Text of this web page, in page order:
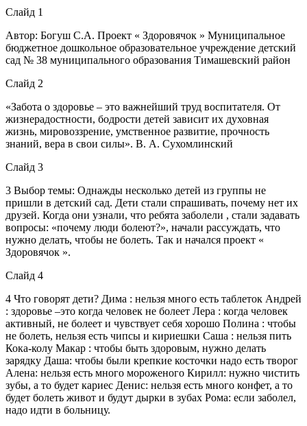
Слайд 1
Автор: Богуш С.А. Проект « Здоровячок » Муниципальное
бюджетное дошкольное образовательное учреждение детский
сад № 38 муниципального образования Тимашевский район
Слайд 2
«Забота о здоровье – это важнейший труд воспитателя. От
жизнерадостности, бодрости детей зависит их духовная
жизнь, мировоззрение, умственное развитие, прочность
знаний, вера в свои силы». В. А. Сухомлинский
Слайд 3
3 Выбор темы: Однажды несколько детей из группы не
пришли в детский сад. Дети стали спрашивать, почему нет их
друзей. Когда они узнали, что ребята заболели , стали задавать
вопросы: «почему люди болеют?», начали рассуждать, что
нужно делать, чтобы не болеть. Так и начался проект «
Здоровячок ».
Слайд 4
4 Что говорят дети? Дима : нельзя много есть таблеток Андрей
: здоровье –это когда человек не болеет Лера : когда человек
активный, не болеет и чувствует себя хорошо Полина : чтобы
не болеть, нельзя есть чипсы и кириешки Саша : нельзя пить
Кока-колу Макар : чтобы быть здоровым, нужно делать
зарядку Даша: чтобы были крепкие косточки надо есть творог
Алена: нельзя есть много мороженого Кирилл: нужно чистить
зубы, а то будет кариес Денис: нельзя есть много конфет, а то
будет болеть живот и будут дырки в зубах Рома: если заболел,
надо идти в больницу.